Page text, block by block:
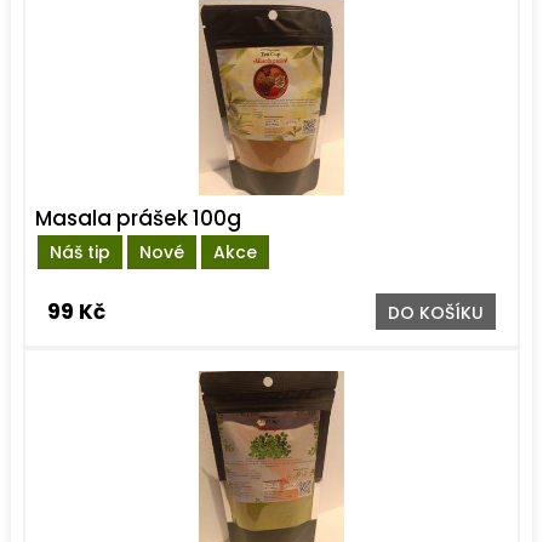
Náš tip Nové Akce
Masala prášek 100g
99 Kč DO KOŠÍKU